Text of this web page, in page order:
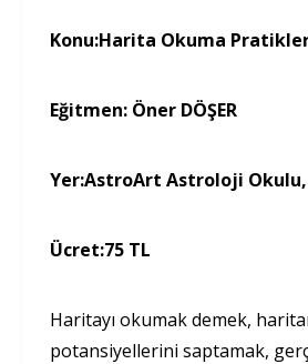
Konu:Harita Okuma
Eğitmen: Öner DÖŞER
Yer:AstroArt Astroloji
Ücret:75 TL
Haritayı okumak demek,
potansiyellerini saptamak,